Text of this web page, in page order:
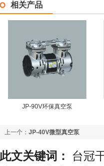
相关产品
JP-90V环保真空泵
上一个： JP-40V微型真空泵
此文关键词：
台冠